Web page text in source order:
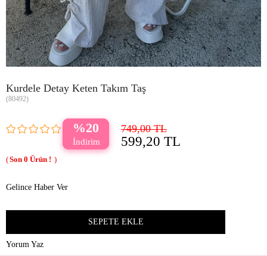
Kurdele Detay Keten Takım Taş
(80492)
20 749,00 TL
599,20 TL
0
Gelince Haber Ver
Yorum Yaz